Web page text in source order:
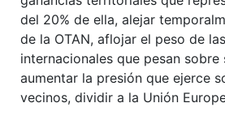
del 20% de ella, alejar
de la OTAN, aflojar el peso de
internacionales que pesan sobre
aumentar la presión que ejerce
vecinos, dividir a la Unión